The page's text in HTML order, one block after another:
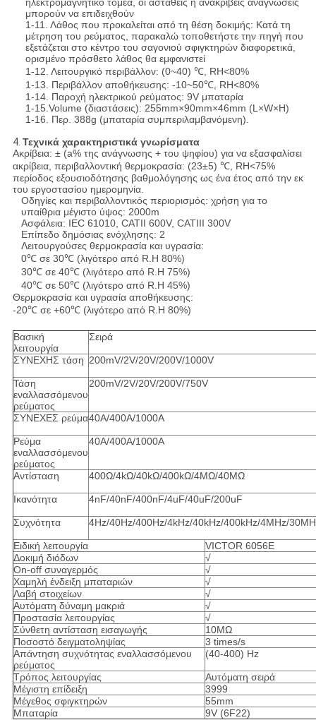
ηλεκτρομαγνητικό τομέα, οι ασταθείς ή ανακριβείς αναγνώσεις
μπορούν να επιδειχθούν
1-11. Λάθος που προκαλείται από τη θέση δοκιμής: Κατά τη
μέτρηση του ρεύματος, παρακαλώ τοποθετήστε την πηγή που
εξετάζεται στο κέντρο του σαγονιού σφιγκτηρών διαφορετικά,
ορισμένο πρόσθετο λάθος θα εμφανιστεί
1-12. Λειτουργικό περιβάλλον: (0~40) ℃, RH<80%
1-13. Περιβάλλον αποθήκευσης: -10~50℃, RH<80%
1-14. Παροχή ηλεκτρικού ρεύματος: 9V μπαταρία
1-15.Volume (διαστάσεις): 255mm×90mm×46mm (L×W×H)
1-16. Περ. 388g (μπαταρία συμπεριλαμβανόμενη).
4. Τεχνικά χαρακτηριστικά γνωρίσματα
Ακρίβεια: ± (a% της ανάγνωσης + του ψηφίου) για να εξασφαλίσει
ακρίβεια, περιβαλλοντική θερμοκρασία: (23±5) ℃, RH<75%
περίοδος εξουσιοδότησης βαθμολόγησης ως ένα έτος από την εκ
του εργοστασίου ημερομηνία.
Οδηγίες και περιβαλλοντικός περιορισμός: χρήση για το
υπαίθρια μέγιστο ύψος: 2000m
Ασφάλεια: IEC 61010, CATII 600V, CATIII 300V
Επίπεδο δημόσιας ενόχλησης: 2
Λειτουργούσες θερμοκρασία και υγρασία:
0℃ σε 30℃ (λιγότερο από R.H 80%)
30℃ σε 40℃ (λιγότερο από R.H 75%)
40℃ σε 50℃ (λιγότερο από R.H 45%)
Θερμοκρασία και υγρασία αποθήκευσης:
-20℃ σε +60℃ (λιγότερο από R.H 80%)
Βασική
λειτουργία
Σειρά
ΣΥΝΕΧΗΣ τάση 200mV/2V/20V/200V/1000V
Τάση
εναλλασσόμενου
ρεύματος
200mV/2V/20V/200V/750V
ΣΥΝΕΧΕΣ ρεύμα40A/400A/1000A
Ρεύμα
εναλλασσόμενου
ρεύματος
40A/400A/1000A
Αντίσταση 400Ω/4kΩ/40kΩ/400kΩ/4MΩ/40MΩ
Ικανότητα 4nF/40nF/400nF/4uF/40uF/200uF
Συχνότητα 4Hz/40Hz/400Hz/4kHz/40kHz/400kHz/4MHz/
Ειδική λειτουργία
VICTOR 6056E
Δοκιμή διόδων
√
On-off συναγερμός
√
Χαμηλή ένδειξη μπαταριών
√
Λαβή στοιχείων
√
Αυτόματη δύναμη μακριά
√
Προστασία λειτουργίας
√
Σύνθετη αντίσταση εισαγωγής
10MΩ
Ποσοστό δειγματοληψίας
3 times/s
Απάντηση συχνότητας εναλλασσόμενου
ρεύματος
(40-400) Hz
Τρόπος λειτουργίας
Αυτόματη σειρά
Μέγιστη επίδειξη
3999
Μέγεθος σφιγκτηρών
55mm
Μπαταρία
9V (6F22)